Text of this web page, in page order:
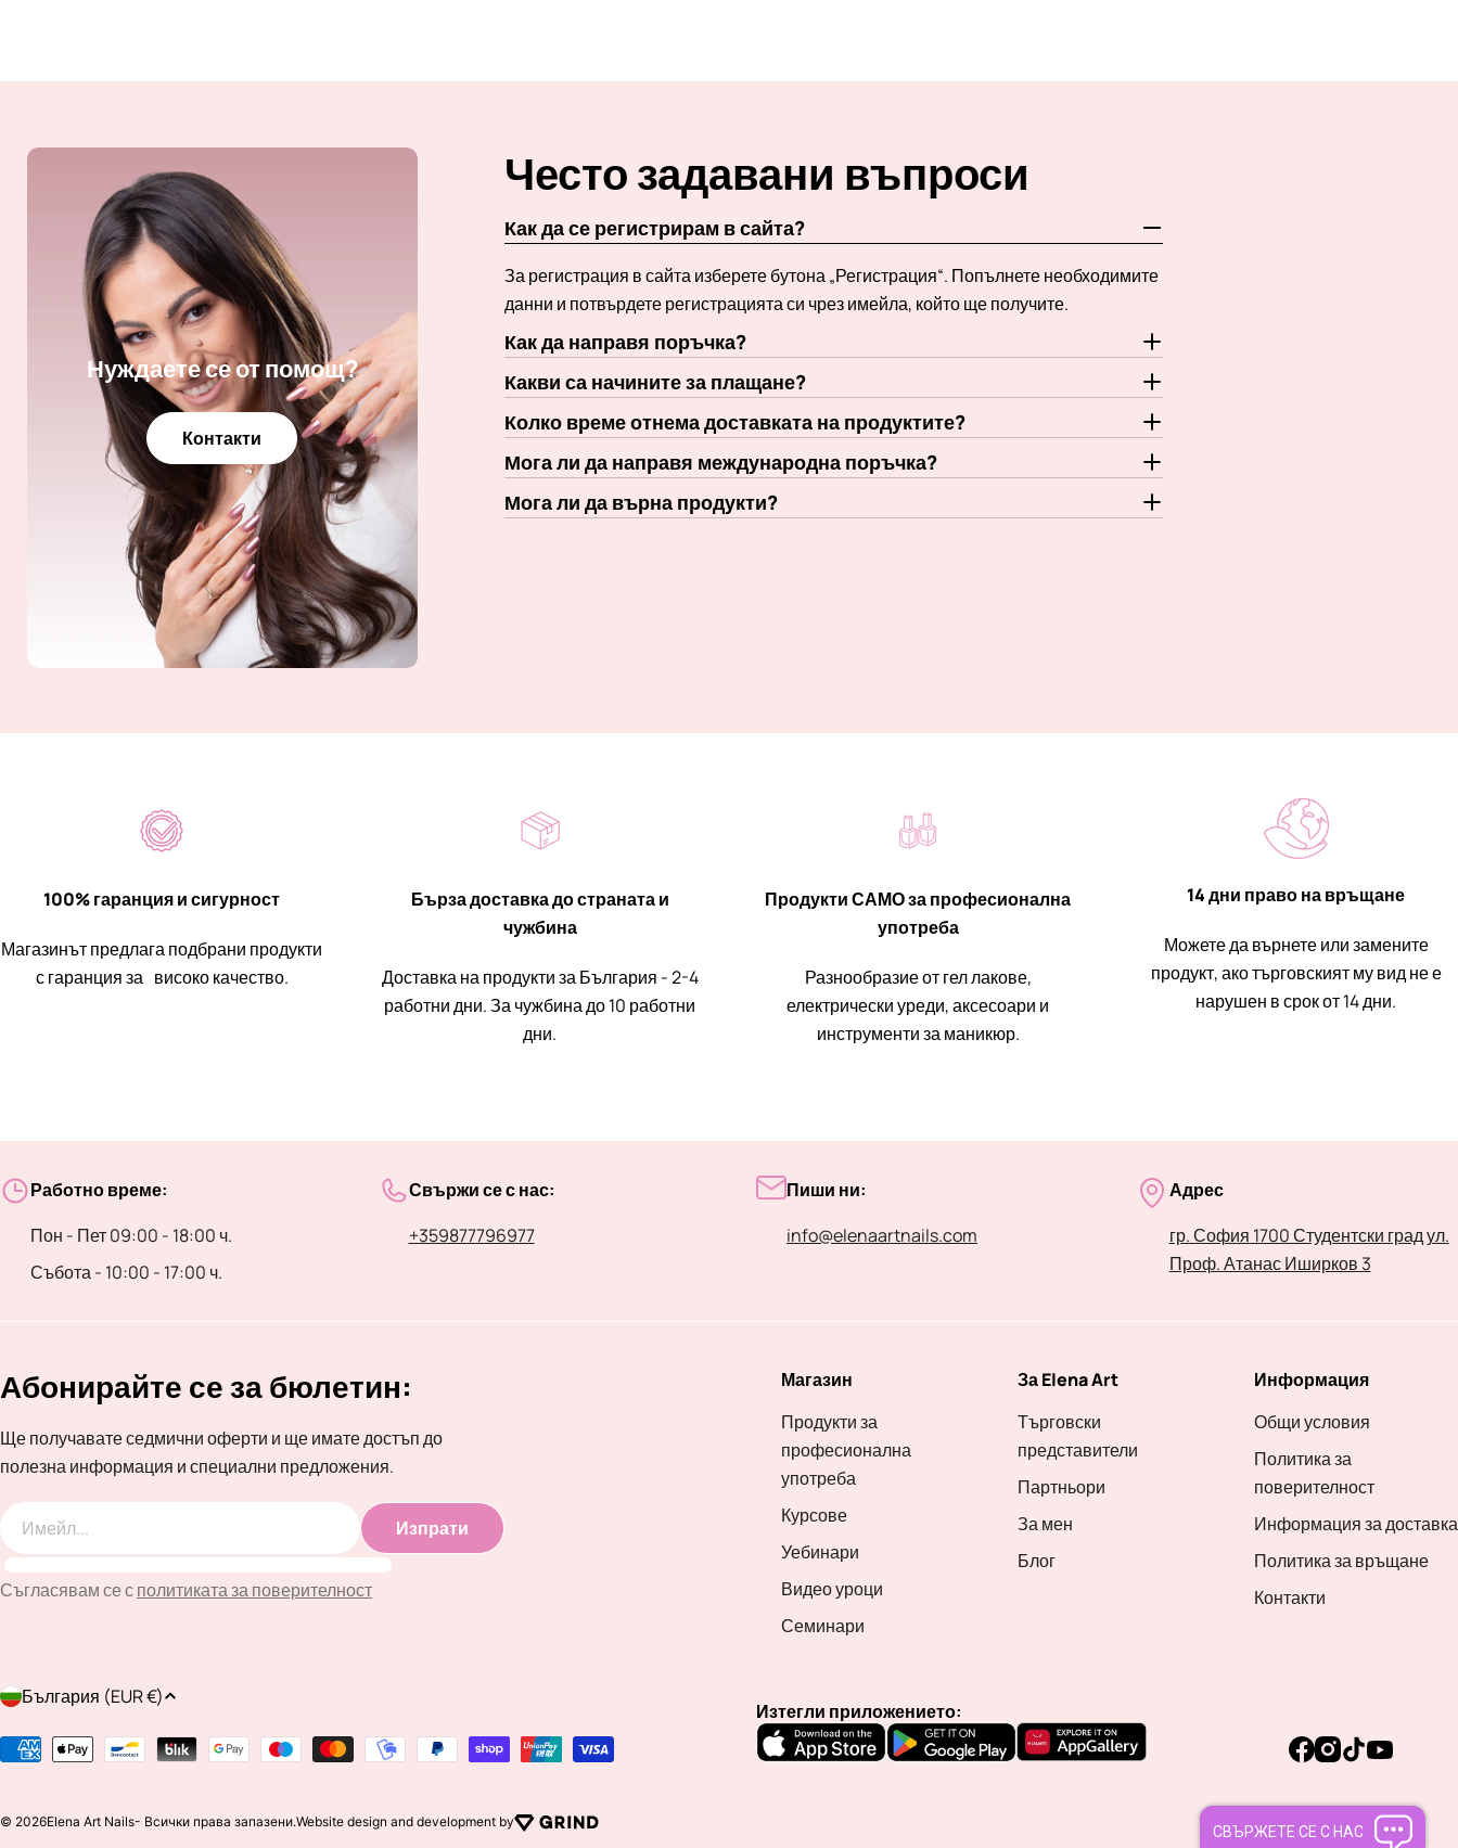
Нуждаете се от помощ?
Контакти
Често задавани въпроси
Как да се регистрирам в сайта?
За регистрация в сайта изберете бутона „Регистрация“. Попълнете необходимите
данни и потвърдете регистрацията си чрез имейла, който ще получите.
Как да направя поръчка?
Какви са начините за плащане?
Колко време отнема доставката на продуктите?
Мога ли да направя международна поръчка?
Мога ли да върна продукти?
100% гаранция и сигурност
Магазинът предлага подбрани продукти
с гаранция за високо качество.
Бърза доставка до страната и
чужбина
Доставка на продукти за България - 2-4
работни дни. За чужбина до 10 работни
дни.
Продукти САМО за професионална
употреба
Разнообразие от гел лакове,
електрически уреди, аксесоари и
инструменти за маникюр.
14 дни право на връщане
Можете да върнете или замените
продукт, ако търговският му вид не е
нарушен в срок от 14 дни.
Работно време:
Пон - Пет 09:00 - 18:00 ч.
Събота - 10:00 - 17:00 ч.
Свържи се с нас:
+359877796977
Пиши ни:
info@elenaartnails.com
Адрес
гр. София 1700 Студентски град ул.
Проф. Атанас Иширков 3
Абонирайте се за бюлетин:
Ще получавате седмични оферти и ще имате достъп до
полезна информация и специални предложения.
Изпрати
Съгласявам се сполитиката за поверителност
Магазин
Продукти за
професионална
употреба
Курсове
Уебинари
Видео уроци
Семинари
За Elena Art
Търговски
представители
Партньори
За мен
Блог
Информация
Общи условия
Политика за
поверителност
Информация за доставка
Политика за връщане
Контакти
Д
ъ
България (EUR €)
Методи
Изтегли приложението:
Facebook
Instagram
TikTokYouTube
© 2026Elena Art Nails- Всички права запазени.Website design and development by
СВЪРЖЕТЕ СЕ С НАС